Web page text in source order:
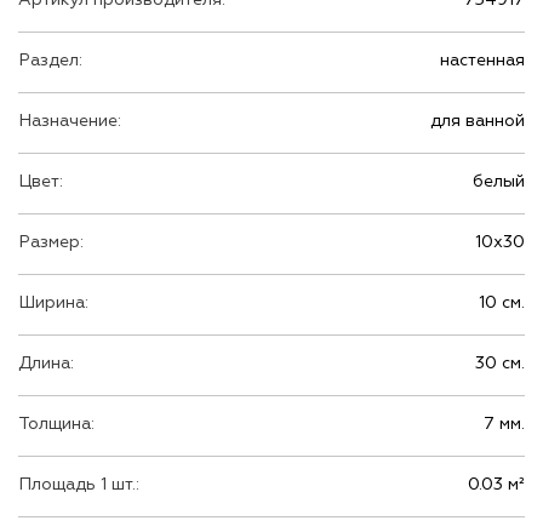
Раздел: настенная
Назначение: для ванной
Цвет: белый
Размер: 10х30
Ширина: 10 см.
Длина: 30 см.
Толщина: 7 мм.
Площадь 1 шт.: 0.03 м²